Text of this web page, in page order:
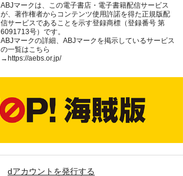
ABJマークは、この電子書店・電子書籍配信サービス
が、著作権者からコンテンツ使用許諾を得た正規版配
信サービスであることを示す登録商標（登録番号 第
6091713号）です。
ABJマークの詳細、ABJマークを掲示しているサービス
の一覧はこちら
→https://aebs.or.jp/
dアカウントを発行する